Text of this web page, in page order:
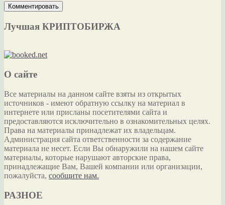
Лучшая КРИПТОБИРЖА
О сайте
Все материалы на данном сайте взяты из открытых
источников - имеют обратную ссылку на материал в
интернете или присланы посетителями сайта и
предоставляются исключительно в ознакомительных целях.
Права на материалы принадлежат их владельцам.
Администрация сайта ответственности за содержание
материала не несет. Если Вы обнаружили на нашем сайте
материалы, которые нарушают авторские права,
принадлежащие Вам, Вашей компании или организации,
пожалуйста, сообщите нам.
РАЗНОЕ